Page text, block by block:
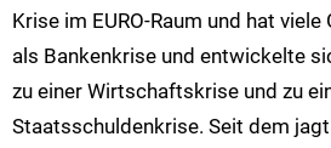
Krise im EURO-Raum und hat
als Bankenkrise und entwickelte
zu einer Wirtschaftskrise und zu
Staatsschuldenkrise. Seit dem